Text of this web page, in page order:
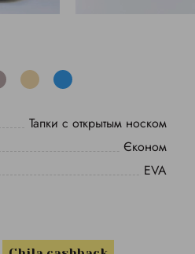
Тапки с открытым носком
Єконом
EVA